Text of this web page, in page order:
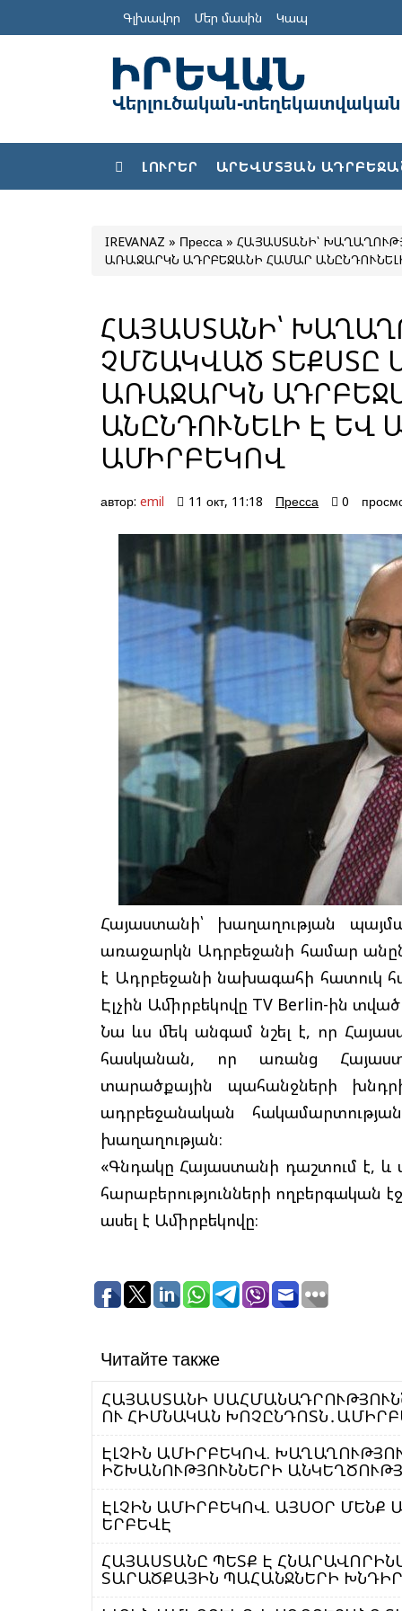
Գլխավոր Մեր մասին Կապ
ԼՈՒՐԵՐ ԱՐԵՎՄՏՅԱՆ
IREVANAZ » Пресса » ՀԱՅԱՍՏԱՆԻ՝
ԱՌԱՋԱՐԿՆ ԱԴՐԲԵՋԱՆԻ ՀԱՄԱՐ
ՀԱՅԱՍՏԱՆԻ՝
ՉՄՇԱԿՎԱԾ ՏԵՔՍՏԸ
ԱՌԱՋԱՐԿՆ
ԱՆԸՆԴՈՒՆԵԼԻ Է ԵՎ
ԱՄԻՐԲԵԿՈՎ
автор: emil 11 окт, 11:18 Пресса 0
Հայաստանի՝ խաղաղության
առաջարկն Ադրբեջանի համար
է Ադրբեջանի նախագահի հատուկ
Էլչին Ամիրբեկովը TV Berlin-ին տված
Նա ևս մեկ անգամ նշել է, որ
հասկանան, որ առանց
տարածքային պահանջների
ադրբեջանական
խաղաղության։
«Գնդակը Հայաստանի դաշտում է, և
հարաբերությունների ողբերգական
ասել է Ամիրբեկովը։
Читайте также
ՀԱՅԱՍՏԱՆԻ
ՈՒ ՀԻՄՆԱԿԱՆ
ԷԼՉԻՆ ԱՄԻՐԲԵԿՈՎ.
ԻՇԽԱՆՈՒԹՅՈՒՆՆԵՐԻ
ԷԼՉԻՆ ԱՄԻՐԲԵԿՈՎ. ԱՅՍՕՐ ՄԵՆՔ
ԵՐԲԵՎԷ
ՀԱՅԱՍՏԱՆԸ ՊԵՏՔ Է
ՏԱՐԱԾՔԱՅԻՆ ՊԱՀԱՆՋՆԵՐԻ